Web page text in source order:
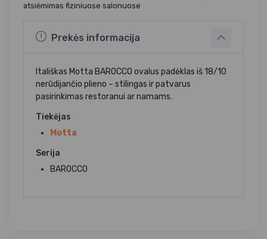
atsiėmimas fiziniuose salonuose
Prekės informacija
Itališkas Motta BAROCCO ovalus padėklas iš 18/10
nerūdijančio plieno – stilingas ir patvarus
pasirinkimas restoranui ar namams.
Tiekėjas
Motta
Serija
BAROCCO